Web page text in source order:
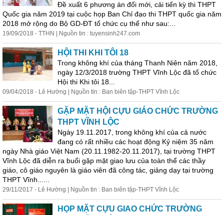
Đề xuất 6 phương án đổi mới, cải tiến kỳ thi THPT
Quốc gia năm 2019 tại cuộc họp Ban Chỉ đạo thi THPT quốc gia năm
2018 mở rộng do Bộ GD-ĐT tổ chức cụ thể như sau:...
19/09/2018 - TTHN | Nguồn tin : tuyensinh247.com
HỘI THI KHI TÔI 18
Trong không khí của tháng Thanh Niên năm 2018,
ngày 12/3/2018 trường THPT Vĩnh Lộc đã tổ chức
Hội thi Khi tôi 18...
09/04/2018 - Lê Hường | Nguồn tin : Ban biên tập-THPT Vĩnh Lộc
GẶP MẶT HỘI CỰU GIÁO CHỨC TRƯỜNG
THPT VĨNH LỘC
Ngày 19.11.2017, trong không khí của cả nước
đang có rất nhiều các hoạt động Kỷ niệm 35 năm
ngày Nhà giáo Việt Nam (20.11.1982-20.11.2017), tại trường THPT
Vĩnh Lộc đã diễn ra buổi gặp mặt giao lưu của toàn thể các thầy
giáo, cô giáo nguyên là giáo viên đã công tác, giảng dạy tại trường
THPT Vĩnh......
29/11/2017 - Lê Hường | Nguồn tin : Ban biên tập-THPT Vĩnh Lộc
HỌP MẶT CỰU GIAO CHỨC TRƯỜNG